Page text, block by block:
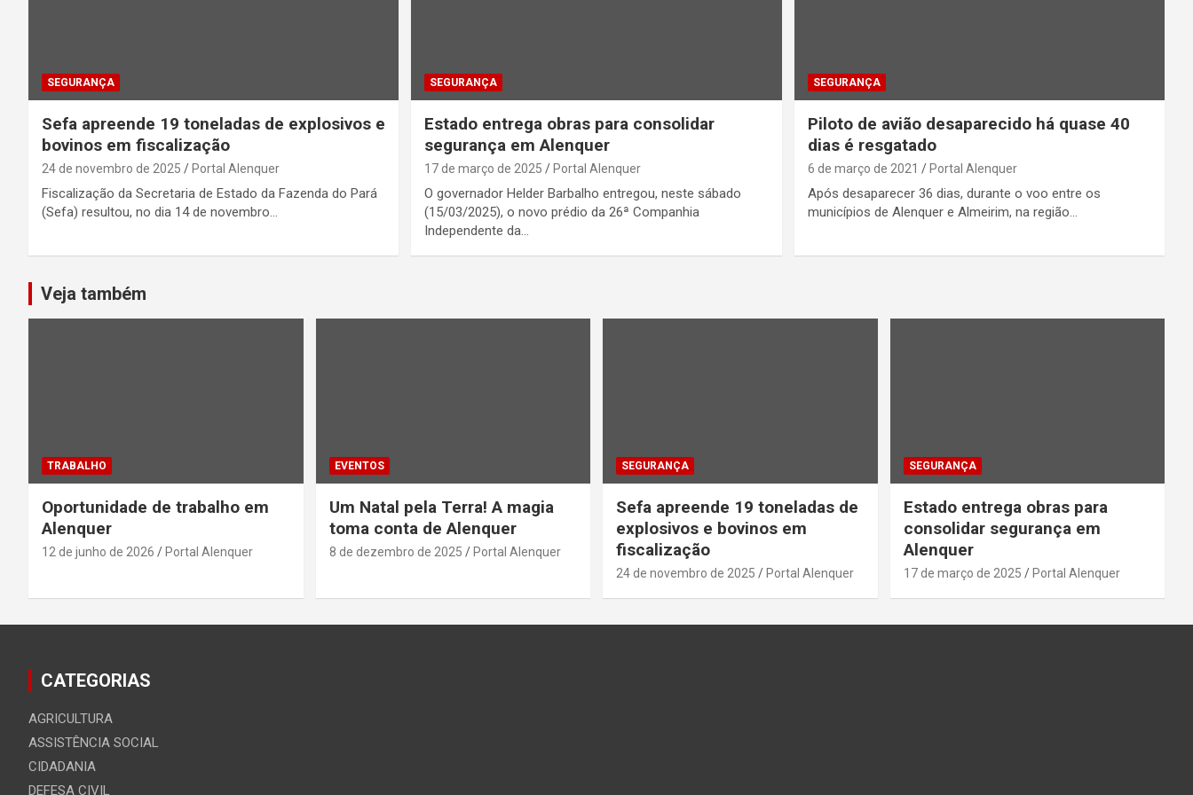
SEGURANÇA
Sefa apreende 19 toneladas de explosivos e
bovinos em fiscalização
24 de novembro de 2025 Portal Alenquer
Fiscalização da Secretaria de Estado da Fazenda do Pará
(Sefa) resultou, no dia 14 de novembro…
SEGURANÇA
Estado entrega obras para consolidar
segurança em Alenquer
17 de março de 2025 Portal Alenquer
O governador Helder Barbalho entregou, neste sábado
(15/03/2025), o novo prédio da 26ª Companhia
Independente da…
SEGURANÇA
Piloto de avião desaparecido há quase 40
dias é resgatado
6 de março de 2021 Portal Alenquer
Após desaparecer 36 dias, durante o voo entre os
municípios de Alenquer e Almeirim, na região…
Veja também
TRABALHO
Oportunidade de trabalho em
Alenquer
12 de junho de 2026 Portal Alenquer
EVENTOS
Um Natal pela Terra! A magia
toma conta de Alenquer
8 de dezembro de 2025 Portal Alenquer
SEGURANÇA
Sefa apreende 19 toneladas de
explosivos e bovinos em
fiscalização
24 de novembro de 2025 Portal Alenquer
SEGURANÇA
Estado entrega obras para
consolidar segurança em
Alenquer
17 de março de 2025 Portal Alenquer
CATEGORIAS
AGRICULTURA
ASSISTÊNCIA SOCIAL
CIDADANIA
DEFESA CIVIL